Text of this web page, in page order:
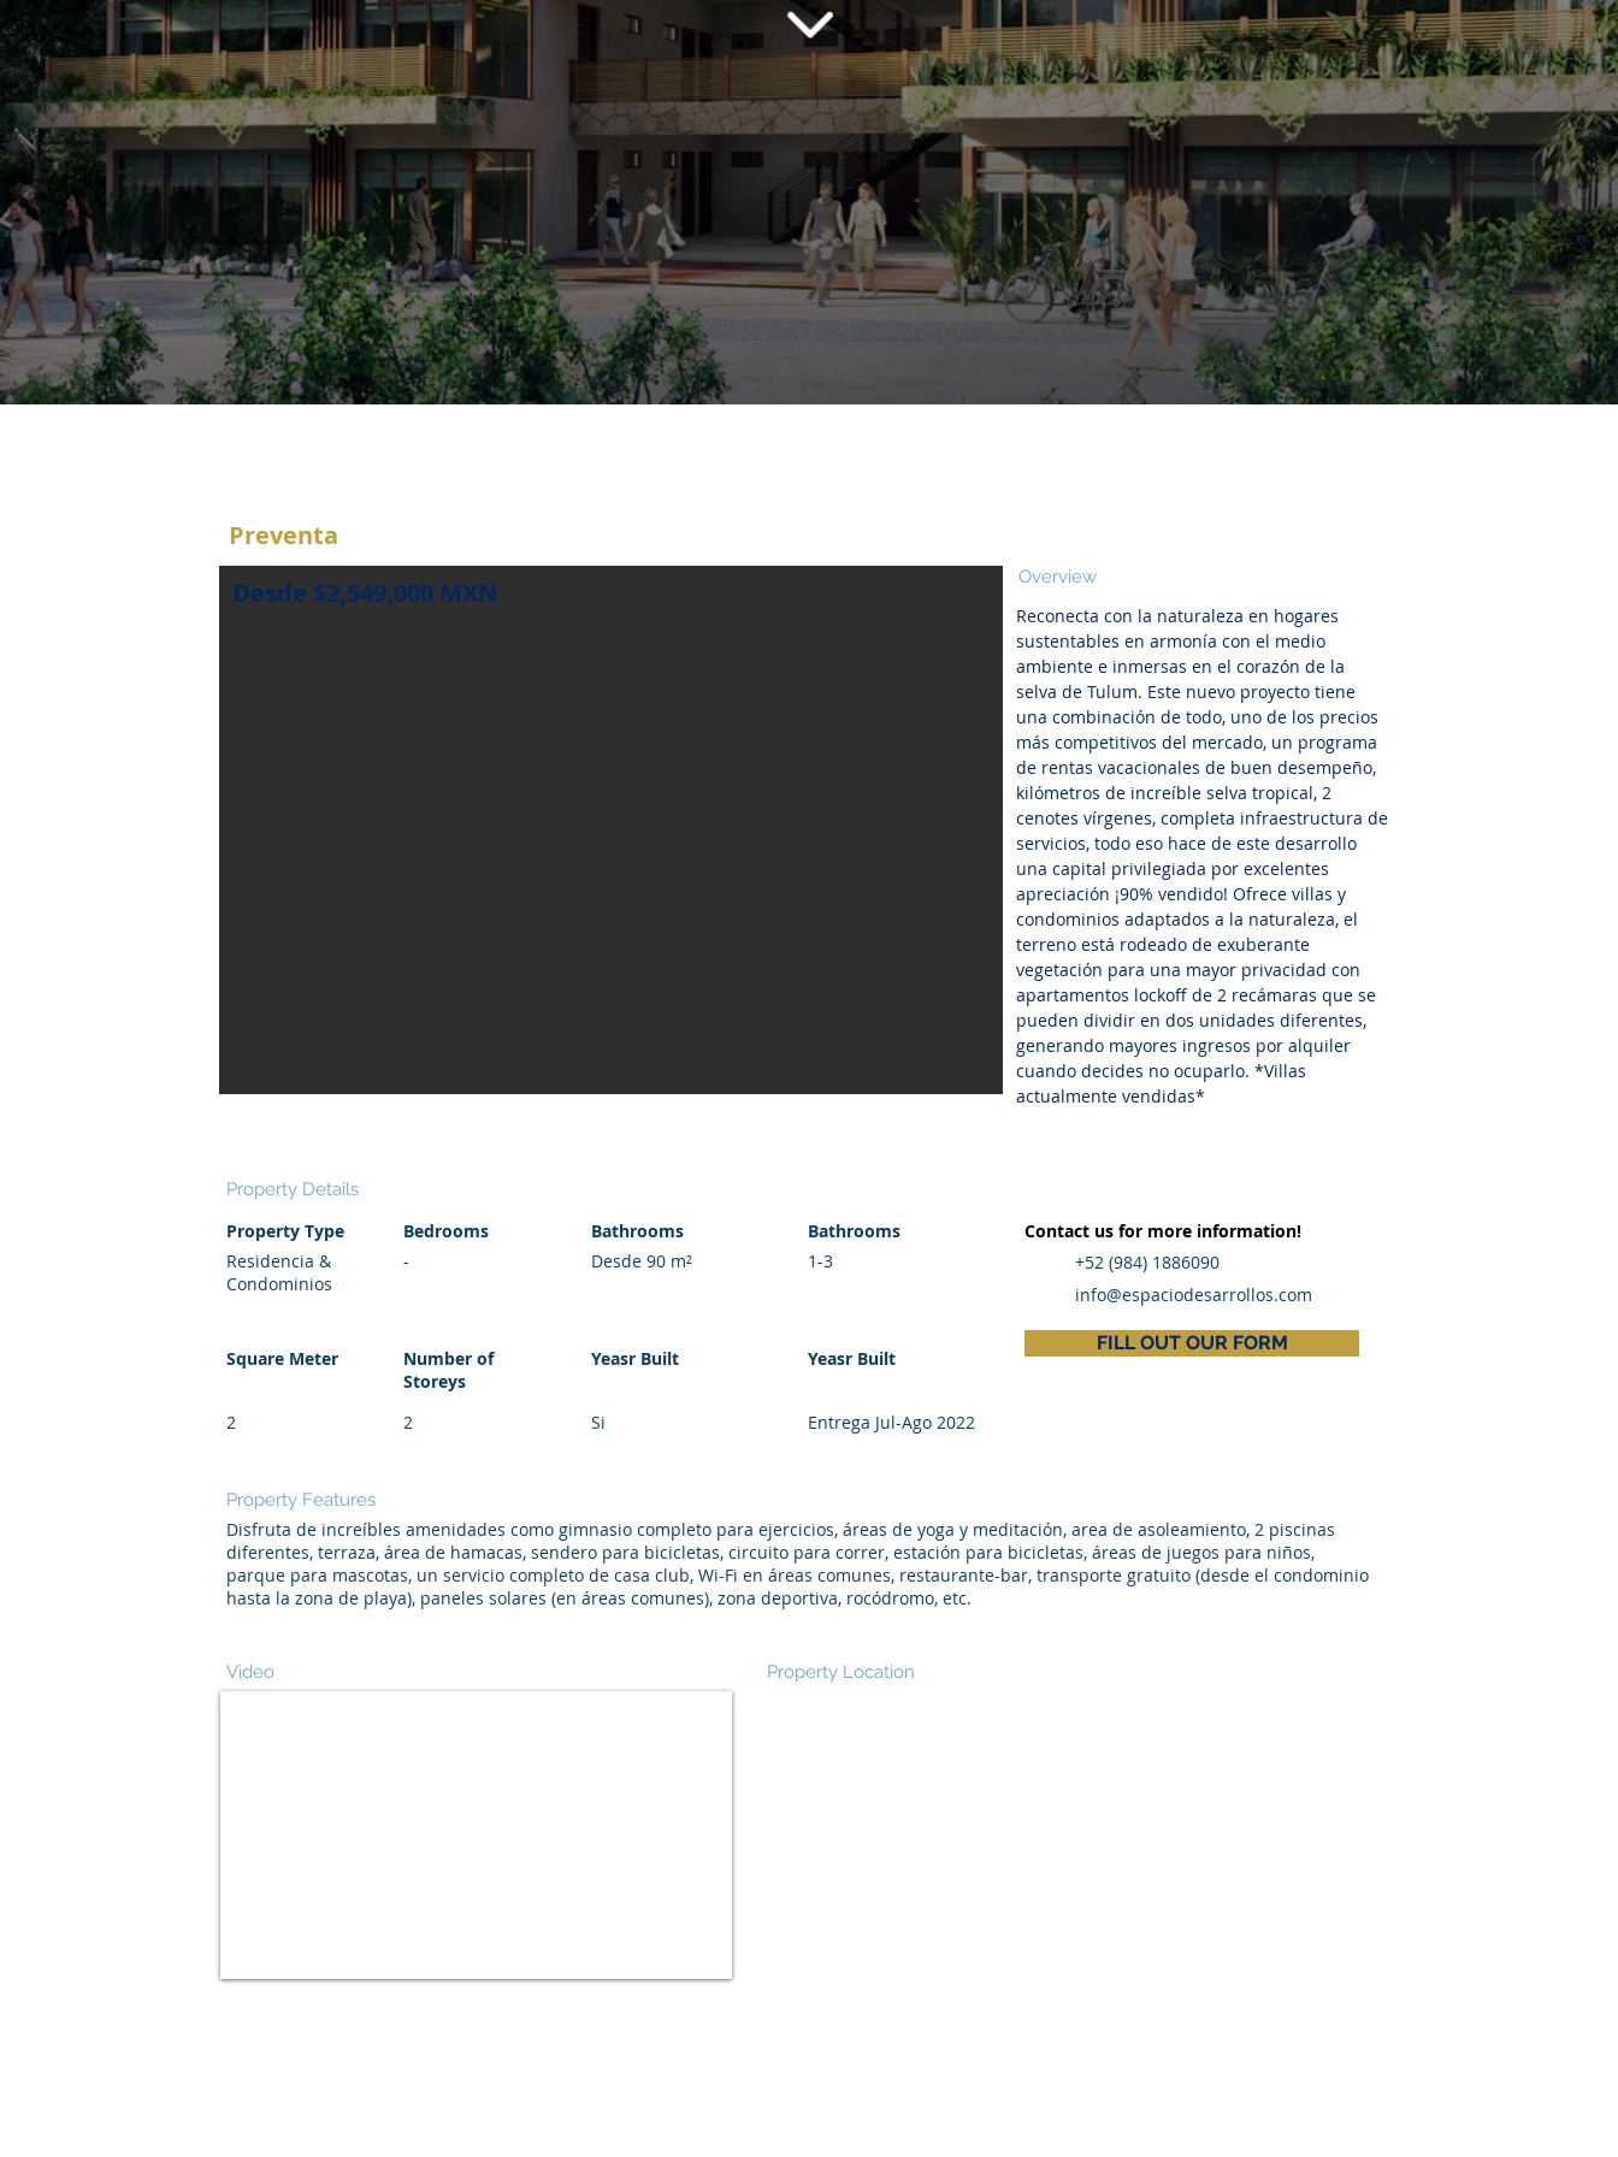
Preventa
Overview
Reconecta con la naturaleza en hogares
sustentables en armonía con el medio
ambiente e inmersas en el corazón de la
selva de Tulum. Este nuevo proyecto tiene
una combinación de todo, uno de los precios
más competitivos del mercado, un programa
de rentas vacacionales de buen desempeño,
kilómetros de increíble selva tropical, 2
cenotes vírgenes, completa infraestructura de
servicios, todo eso hace de este desarrollo
una capital privilegiada por excelentes
apreciación ¡90% vendido! Ofrece villas y
condominios adaptados a la naturaleza, el
terreno está rodeado de exuberante
vegetación para una mayor privacidad con
apartamentos lockoff de 2 recámaras que se
pueden dividir en dos unidades diferentes,
generando mayores ingresos por alquiler
cuando decides no ocuparlo. *Villas
actualmente vendidas*
Desde $2,549,000 MXN
Property Details
Property Type
Residencia &
Condominios
Bedrooms
-
Square Meter
Number of
Storeys
2
2
Bathrooms
Desde 90 m²
Bathrooms
1-3
Contact us for more information!
+52 (984) 1886090
info@espaciodesarrollos.com
Yeasr Built Yeasr Built
FILL OUT OUR FORM
Si Entrega Jul-Ago 2022
Property Features
Disfruta de increíbles amenidades como gimnasio completo para ejercicios, áreas de yoga y meditación, area de asoleamiento, 2 piscinas
diferentes, terraza, área de hamacas, sendero para bicicletas, circuito para correr, estación para bicicletas, áreas de juegos para niños,
parque para mascotas, un servicio completo de casa club, Wi-Fi en áreas comunes, restaurante-bar, transporte gratuito (desde el condominio
hasta la zona de playa), paneles solares (en áreas comunes), zona deportiva, rocódromo, etc.
Video Property Location